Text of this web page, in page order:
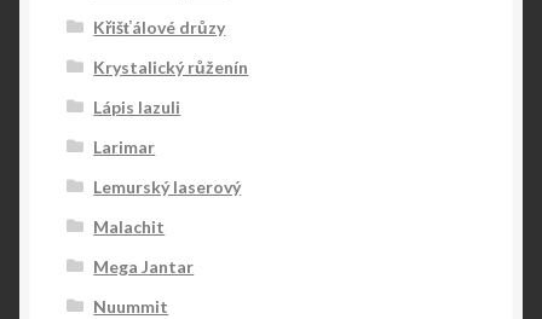
Křišťálové drůzy
Krystalický růženín
Lápis lazuli
Larimar
Lemurský laserový
Malachit
Mega Jantar
Nuummit